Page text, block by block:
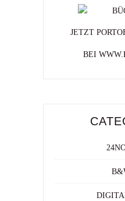
JETZT
BEI